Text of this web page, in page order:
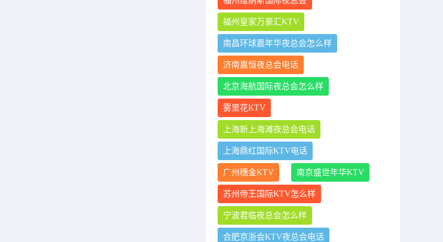
福州皇家万豪汇KTV
南昌环球嘉年华夜总会怎么样
济南嘉恒夜总会电话
北京海航国际夜总会怎么样
雾里花KTV
上海新上海滩夜总会电话
上海鼎红国际KTV电话
广州穗金KTV 南京盛世年华KTV
苏州帝王国际KTV怎么样
宁波君临夜总会怎么样
合肥京浙会KTV夜总会电话